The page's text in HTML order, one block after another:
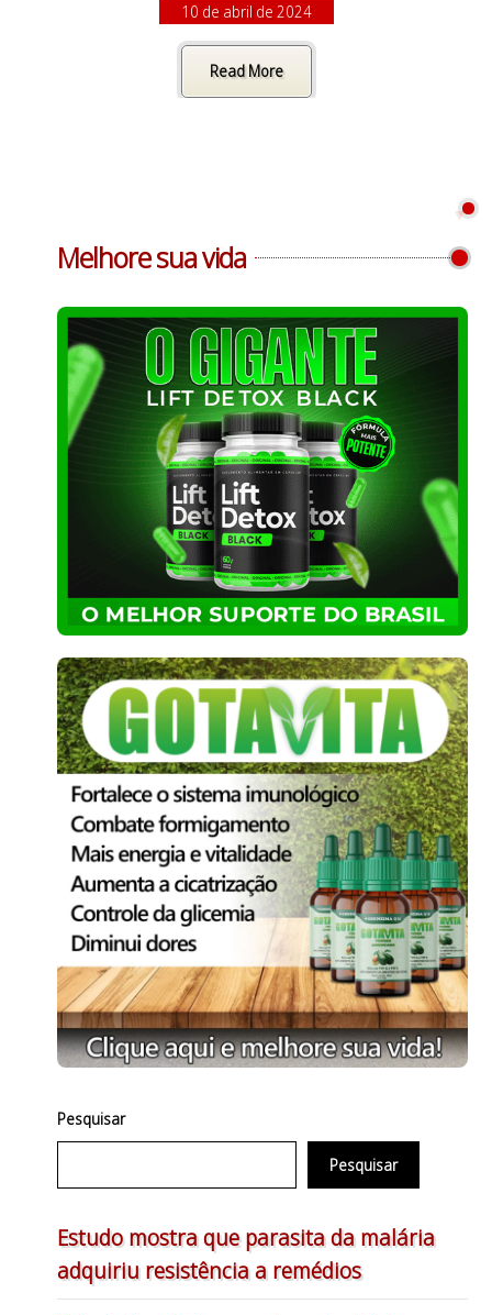
10 de abril de 2024
Read More
Melhore sua vida
Pesquisar
Pesquisar
Estudo mostra que parasita da malária
adquiriu resistência a remédios